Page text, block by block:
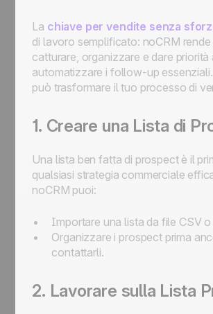
La chiave per vendite senza
di lavoro semplificato: noCRM
catturare, organizzare e dare priorità
automatizzare i follow-up
può trasformare il tuo processo di
1. Creare una Lista di
Una lista ben fatta di prospect è il
qualsiasi strategia commerciale
noCRM puoi:
Importare una lista da file CSV
Organizzare i prospect prima
contattarli.
2. Lavorare sulla Lista